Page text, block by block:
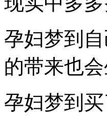
孕妇梦到
的带来也
孕妇梦到